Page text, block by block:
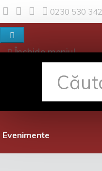
0230 530 342
Închide meniul
Evenimente